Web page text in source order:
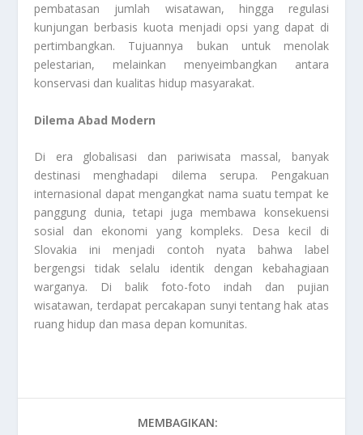
pembatasan jumlah wisatawan, hingga regulasi
kunjungan berbasis kuota menjadi opsi yang dapat di
pertimbangkan. Tujuannya bukan untuk menolak
pelestarian, melainkan menyeimbangkan antara
konservasi dan kualitas hidup masyarakat.
Dilema Abad Modern
Di era globalisasi dan pariwisata massal, banyak
destinasi menghadapi dilema serupa. Pengakuan
internasional dapat mengangkat nama suatu tempat ke
panggung dunia, tetapi juga membawa konsekuensi
sosial dan ekonomi yang kompleks. Desa kecil di
Slovakia ini menjadi contoh nyata bahwa label
bergengsi tidak selalu identik dengan kebahagiaan
warganya. Di balik foto-foto indah dan pujian
wisatawan, terdapat percakapan sunyi tentang hak atas
ruang hidup dan masa depan komunitas.
MEMBAGIKAN: